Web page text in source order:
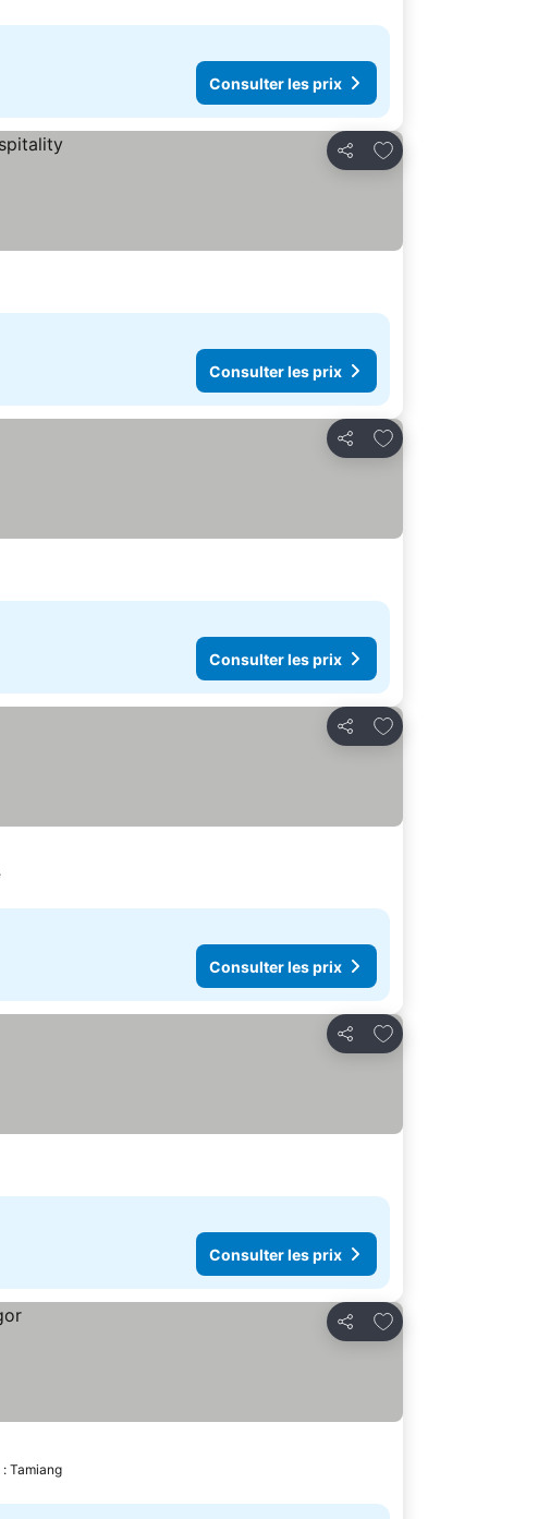
Consulter les prix
Partager
Ajouter à mes favoris
Consulter les prix
Partager
Ajouter à mes favoris
Consulter les prix
Partager
Ajouter à mes favoris
Consulter les prix
Partager
Ajouter à mes favoris
Consulter les prix
Partager
Ajouter à mes favoris
: Tamiang